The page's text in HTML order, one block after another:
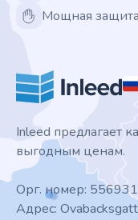
Мощная
Inleed предлагает
выгодным ценам.
Орг. номер:
Адрес: